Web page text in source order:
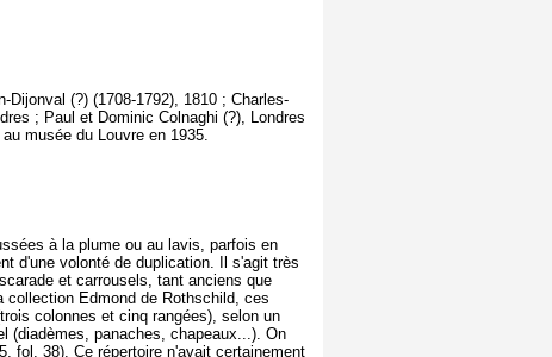
(?) (1708-1792), 1810 ; Charles-
; Paul et Dominic Colnaghi (?), Londres
musée du Louvre en 1935.
à la plume ou au lavis, parfois en
d'une volonté de duplication. Il s'agit très
et carrousels, tant anciens que
collection Edmond de Rothschild, ces
colonnes et cinq rangées), selon un
(diadèmes, panaches, chapeaux...). On
fol. 38). Ce répertoire n'avait certainement